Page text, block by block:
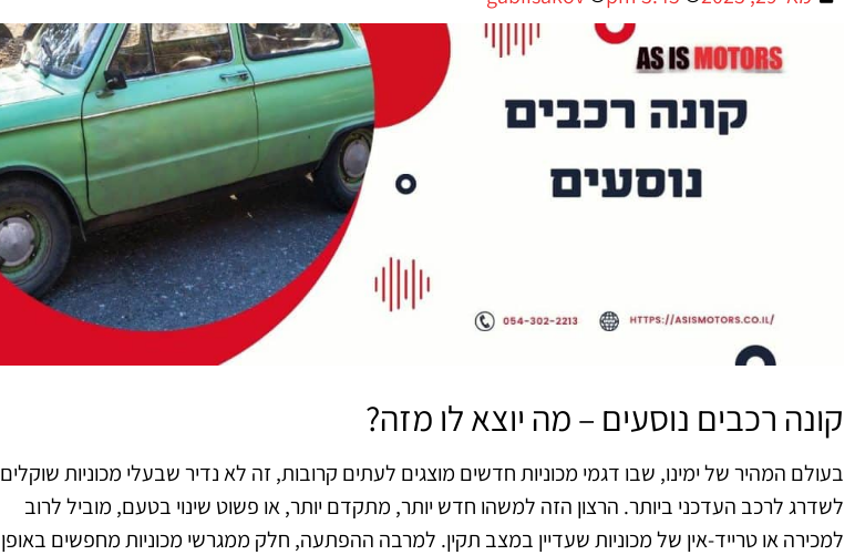
קונה רכבים נוסעים – מה יוצא לו מזה?
בעולם המהיר של ימינו, שבו דגמי מכוניות חדשים מוצגים לעתים קרובות, זה לא נדיר שבעלי מכוניות שוקלים
לשדרג לרכב העדכני ביותר. הרצון הזה למשהו חדש יותר, מתקדם יותר, או פשוט שינוי בטעם, מוביל לרוב
למכירה או טרייד-אין של מכוניות שעדיין במצב תקין. למרבה ההפתעה, חלק ממגרשי מכוניות מחפשים באופן